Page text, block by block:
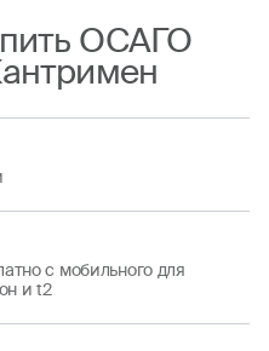
ОСАГО
с мобильного для
и t2